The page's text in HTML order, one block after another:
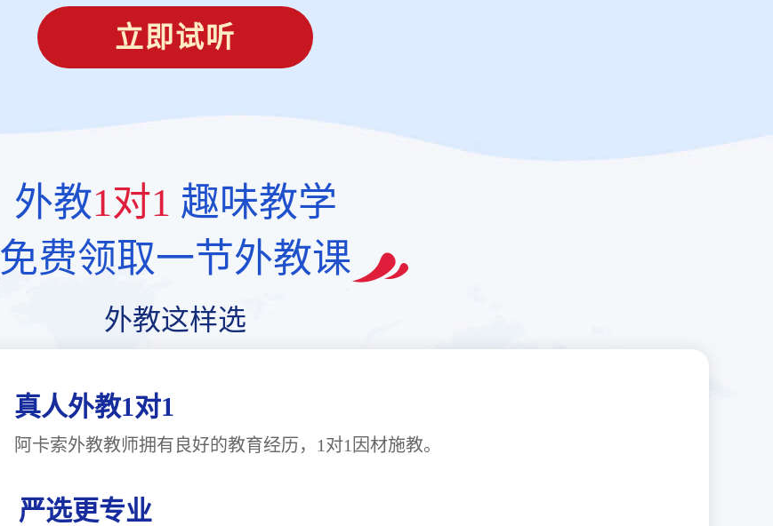
立即试听
外教1对1 趣味教学
免费领取一节外教课
外教这样选
真人外教1对1
阿卡索外教教师拥有良好的教育经历，1对1因材施教。
严选更专业